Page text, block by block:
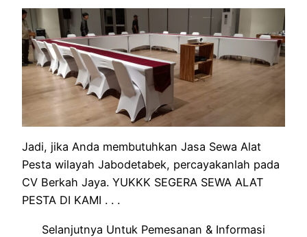
Jadi, jika Anda membutuhkan Jasa Sewa Alat
Pesta wilayah Jabodetabek, percayakanlah pada
CV Berkah Jaya. YUKKK SEGERA SEWA ALAT
PESTA DI KAMI . . .
Selanjutnya Untuk Pemesanan & Informasi